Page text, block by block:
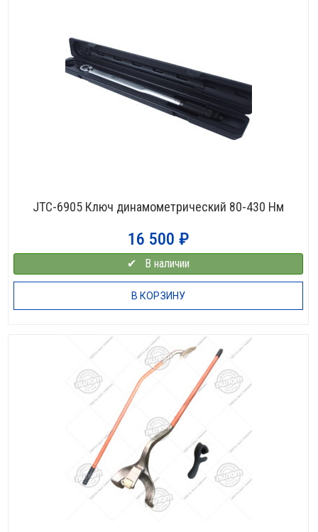
JTC-6905 Ключ динамометрический 80-430 Нм
16 500 ₽
✔⠀В наличии
В КОРЗИНУ